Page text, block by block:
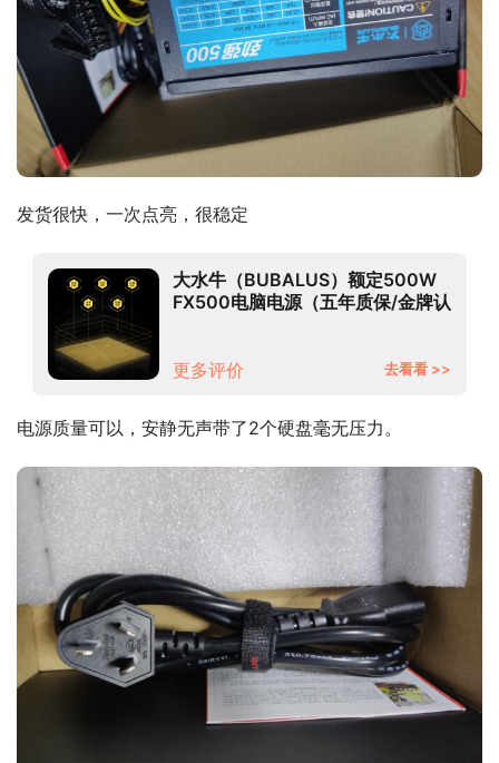
发货很快，一次点亮，很稳定
大水牛（BUBALUS）额定500W
FX500电脑电源（五年质保/金牌认
更多评价
去看看 >>
电源质量可以，安静无声带了2个硬盘毫无压力。